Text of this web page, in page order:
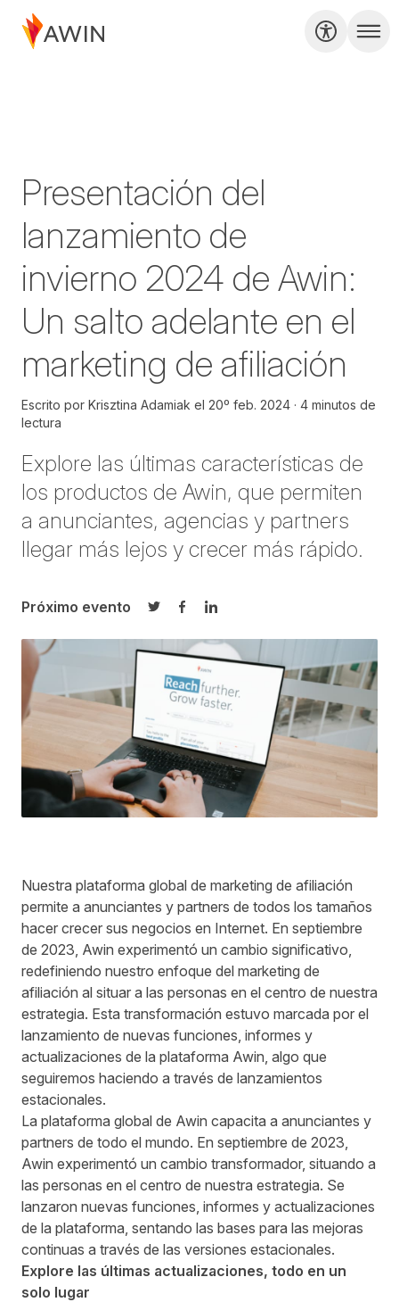
Presentación del
lanzamiento de
invierno 2024 de Awin:
Un salto adelante en el
marketing de afiliación
Escrito por Krisztina Adamiak el 20º feb. 2024
4 minutos de
lectura
Explore las últimas características de
los productos de Awin, que permiten
a anunciantes, agencias y partners
llegar más lejos y crecer más rápido.
Próximo evento
Compartir en Twitter
Compartir en Facebook
Compartir en LinkedIn
Nuestra plataforma global de marketing de afiliación
permite a anunciantes y partners de todos los tamaños
hacer crecer sus negocios en Internet. En septiembre
de 2023, Awin experimentó un cambio significativo,
redefiniendo nuestro enfoque del marketing de
afiliación al situar a las personas en el centro de nuestra
estrategia. Esta transformación estuvo marcada por el
lanzamiento de nuevas funciones, informes y
actualizaciones de la plataforma Awin, algo que
seguiremos haciendo a través de lanzamientos
estacionales.
La plataforma global de Awin capacita a anunciantes y
partners de todo el mundo. En septiembre de 2023,
Awin experimentó un cambio transformador, situando a
las personas en el centro de nuestra estrategia. Se
lanzaron nuevas funciones, informes y actualizaciones
de la plataforma, sentando las bases para las mejoras
continuas a través de las versiones estacionales.
Explore las últimas actualizaciones, todo en un
solo lugar